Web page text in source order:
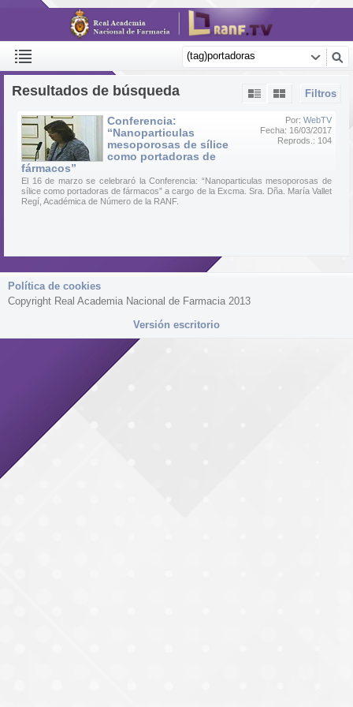
Filtros
Resultados de búsqueda
Por: WebTV
Fecha: 16/03/2017
Reprods.: 104
Conferencia:
“Nanoparticulas
mesoporosas de sílice
como portadoras de
fármacos”
El 16 de marzo se celebraró la Conferencia: “Nanoparticulas mesoporosas de
sílice como portadoras de fármacos” a cargo de la Excma. Sra. Dña. María Vallet
Regí, Académica de Número de la RANF.
Política de cookies
Copyright Real Academia Nacional de Farmacia 2013
Versión escritorio